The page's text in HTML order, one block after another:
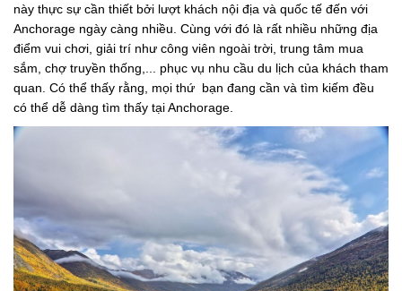
này thực sự cần thiết bởi lượt khách nội địa và quốc tế đến với
Anchorage ngày càng nhiều. Cùng với đó là rất nhiều những địa
điểm vui chơi, giải trí như công viên ngoài trời, trung tâm mua
sắm, chợ truyền thống,... phục vụ nhu cầu du lịch của khách tham
quan. Có thể thấy rằng, mọi thứ bạn đang cần và tìm kiếm đều
có thể dễ dàng tìm thấy tại Anchorage.